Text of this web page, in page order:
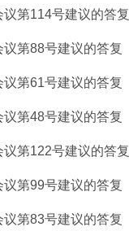
第114号建议的答复
第88号建议的答复
第61号建议的答复
第48号建议的答复
第122号建议的答复
第99号建议的答复
第83号建议的答复